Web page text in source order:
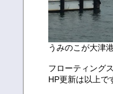
うみのこが大津
フローティング
HP更新は以上で